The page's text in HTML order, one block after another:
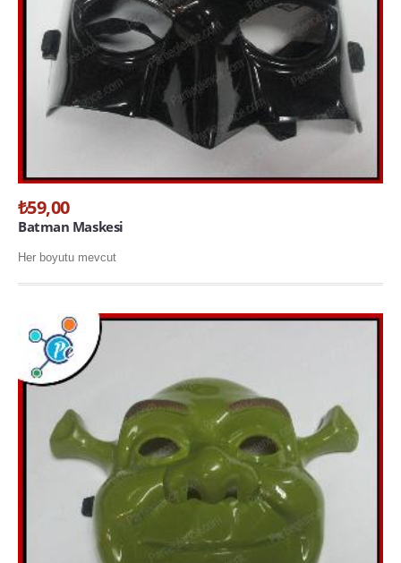
₺59,00
Batman Maskesi
Her boyutu mevcut